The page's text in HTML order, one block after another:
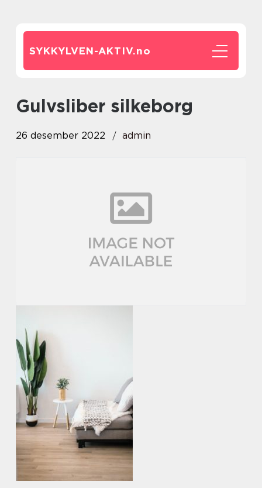
SYKKYLVEN-AKTIV.no
gulvsliber silkeborg
26 desember 2022 admin